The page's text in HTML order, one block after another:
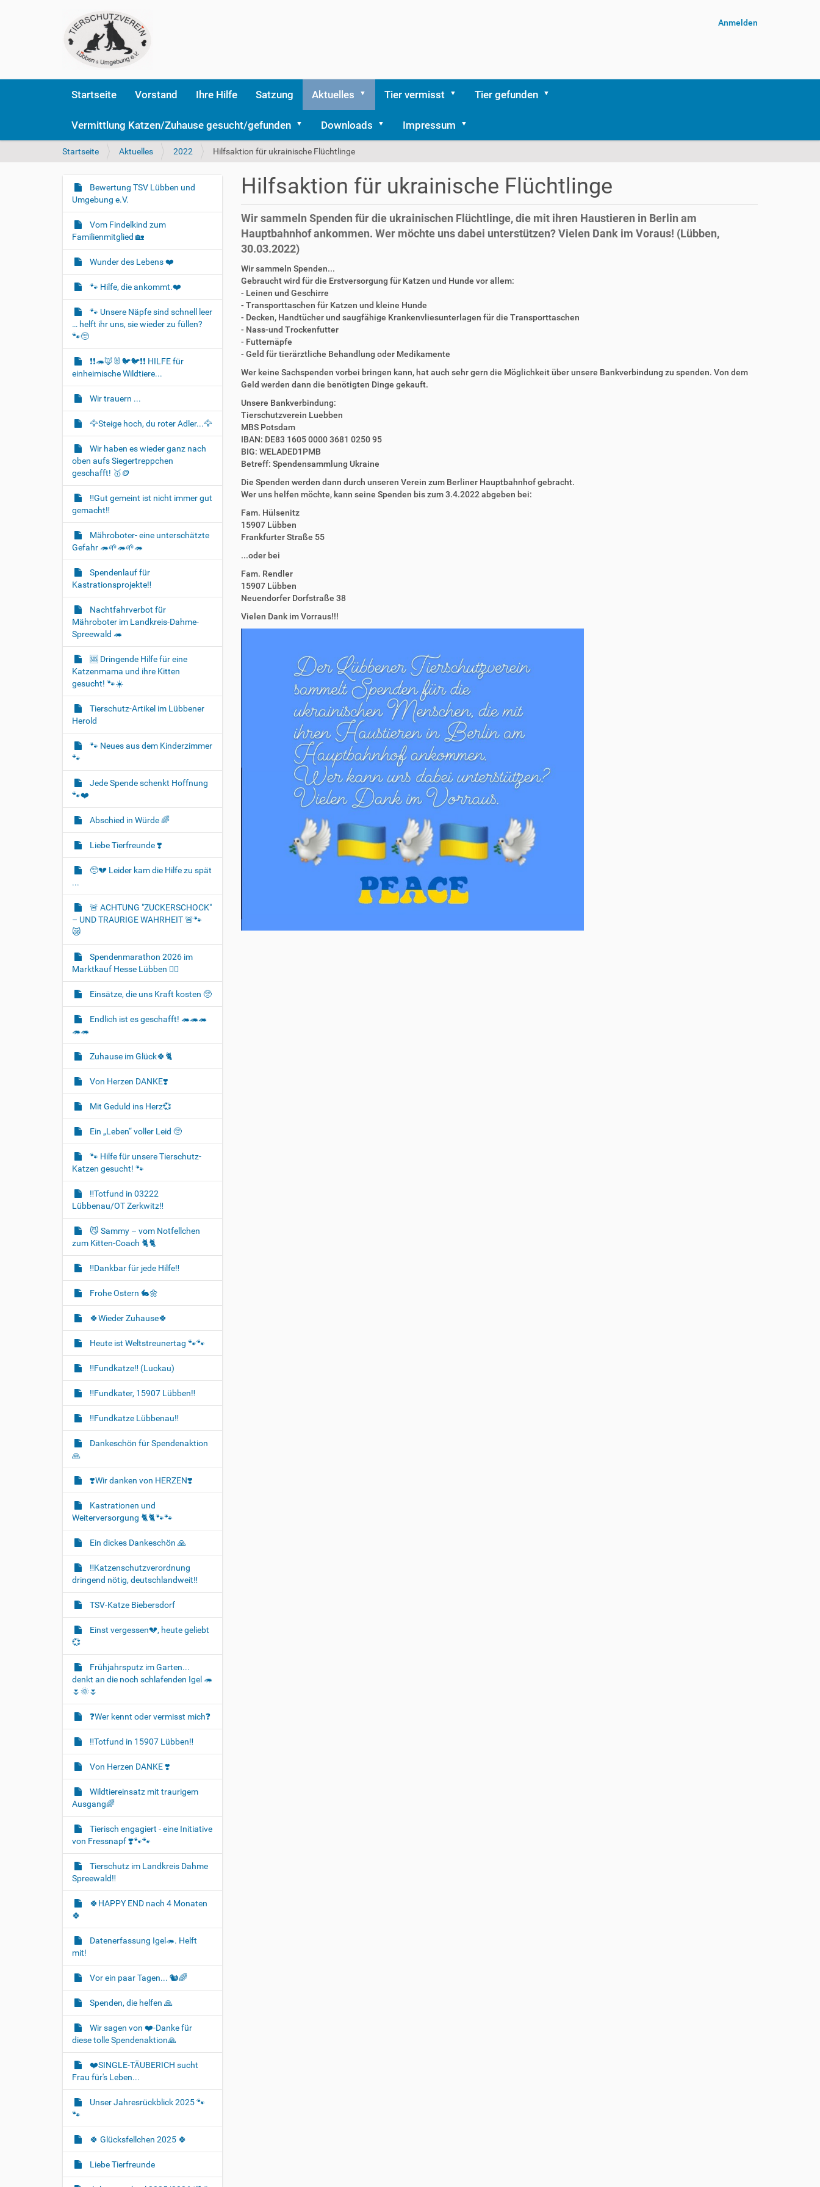
Anmelden
Startseite Vorstand Ihre Hilfe Satzung Aktuelles Tier vermisst Tier gefunden
Vermittlung Katzen/Zuhause gesucht/gefunden Downloads Impressum
S
e
n
i
r
Startseite Aktuelles 2022 Hilfsaktion für ukrainische Flüchtlinge
Hilfsaktion für ukrainische Flüchtlinge
Wir sammeln Spenden für die ukrainischen Flüchtlinge, die mit ihren Haustieren in Berlin am
Hauptbahnhof ankommen. Wer möchte uns dabei unterstützen? Vielen Dank im Voraus! (Lübben,
30.03.2022)
Wir sammeln Spenden...
Gebraucht wird für die Erstversorgung für Katzen und Hunde vor allem:
- Leinen und Geschirre
- Transporttaschen für Katzen und kleine Hunde
- Decken, Handtücher und saugfähige Krankenvliesunterlagen für die Transporttaschen
- Nass-und Trockenfutter
- Futternäpfe
- Geld für tierärztliche Behandlung oder Medikamente
Wer keine Sachspenden vorbei bringen kann, hat auch sehr gern die Möglichkeit über unsere Bankverbindung zu spenden. Von dem
Geld werden dann die benötigten Dinge gekauft.
Unsere Bankverbindung:
Tierschutzverein Luebben
MBS Potsdam
IBAN: DE83 1605 0000 3681 0250 95
BIG: WELADED1PMB
Betreff: Spendensammlung Ukraine
Die Spenden werden dann durch unseren Verein zum Berliner Hauptbahnhof gebracht.
Wer uns helfen möchte, kann seine Spenden bis zum 3.4.2022 abgeben bei:
Fam. Hülsenitz
15907 Lübben
Frankfurter Straße 55
...oder bei
Fam. Rendler
15907 Lübben
Neuendorfer Dorfstraße 38
Vielen Dank im Vorraus!!!
N
a
v
i
g
a
t
i
o
n
Bewertung TSV Lübben und
Umgebung e.V.
Vom Findelkind zum
Familienmitglied 🏡
Wunder des Lebens ❤️
🐾 Hilfe, die ankommt.❤️
🐾 Unsere Näpfe sind schnell leer
… helft ihr uns, sie wieder zu füllen?
🐾🥺
❗❗🦔🦊🐰🐦‍🐦❗❗ HILFE für
einheimische Wildtiere...
Wir trauern ...
🦅Steige hoch, du roter Adler...🦅
Wir haben es wieder ganz nach
oben aufs Siegertreppchen
geschafft! 🥇🪙
‼️Gut gemeint ist nicht immer gut
gemacht‼️
Mähroboter- eine unterschätzte
Gefahr 🦔🌱🦔🌱🦔
Spendenlauf für
Kastrationsprojekte‼️
Nachtfahrverbot für
Mähroboter im Landkreis-Dahme-
Spreewald 🦔
🆘️ Dringende Hilfe für eine
Katzenmama und ihre Kitten
gesucht! 🐾☀️
Tierschutz-Artikel im Lübbener
Herold
🐾 Neues aus dem Kinderzimmer
🐾
Jede Spende schenkt Hoffnung
🐾❤️
Abschied in Würde 🌈
Liebe Tierfreunde ❣️
🥺💔 Leider kam die Hilfe zu spät
...
🚨 ACHTUNG "ZUCKERSCHOCK"
– UND TRAURIGE WAHRHEIT 🚨🐾
😿
Spendenmarathon 2026 im
Marktkauf Hesse Lübben 👍🏻
Einsätze, die uns Kraft kosten 🥺
Endlich ist es geschafft! 🦔🦔🦔
🦔🦔
Zuhause im Glück🍀🐈‍
Von Herzen DANKE❣️
Mit Geduld ins Herz💞
Ein „Leben“ voller Leid 🥺
🐾 Hilfe für unsere Tierschutz-
Katzen gesucht! 🐾
‼️Totfund in 03222
Lübbenau/OT Zerkwitz‼️
😼 Sammy – vom Notfellchen
zum Kitten-Coach 🐈🐈‍
‼️Dankbar für jede Hilfe‼️
Frohe Ostern 🐇🌼
🍀Wieder Zuhause🍀
Heute ist Weltstreunertag 🐾🐾
‼️Fundkatze‼️ (Luckau)
‼️Fundkater, 15907 Lübben‼️
‼️Fundkatze Lübbenau‼️
Dankeschön für Spendenaktion
🙏
❣️Wir danken von HERZEN❣️
Kastrationen und
Weiterversorgung 🐈‍🐈🐾🐾
Ein dickes Dankeschön 🙏
‼️Katzenschutzverordnung
dringend nötig, deutschlandweit‼️
TSV-Katze Biebersdorf
Einst vergessen💔, heute geliebt
💞
Frühjahrsputz im Garten...
denkt an die noch schlafenden Igel 🦔
🌷🌞🌷
❓️Wer kennt oder vermisst mich❓️
‼️Totfund in 15907 Lübben‼️
Von Herzen DANKE ❣️
Wildtiereinsatz mit traurigem
Ausgang🌈
Tierisch engagiert - eine Initiative
von Fressnapf ❣️🐾🐾
Tierschutz im Landkreis Dahme
Spreewald‼️
🍀HAPPY END nach 4 Monaten
🍀
Datenerfassung Igel🦔. Helft
mit!
Vor ein paar Tagen... 🐿🌈
Spenden, die helfen 🙏
Wir sagen von ❤️-Danke für
diese tolle Spendenaktion🙏
❤️SINGLE-TÄUBERICH sucht
Frau für's Leben...
Unser Jahresrückblick 2025 🐾
🐾
🍀 Glücksfellchen 2025 🍀
Liebe Tierfreunde